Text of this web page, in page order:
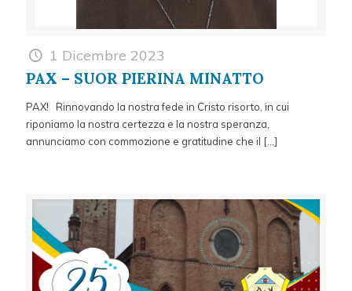
1 Dicembre 2023
PAX – SUOR PIERINA MINATTO
PAX! Rinnovando la nostra fede in Cristo risorto, in cui
riponiamo la nostra certezza e la nostra speranza,
annunciamo con commozione e gratitudine che il […]